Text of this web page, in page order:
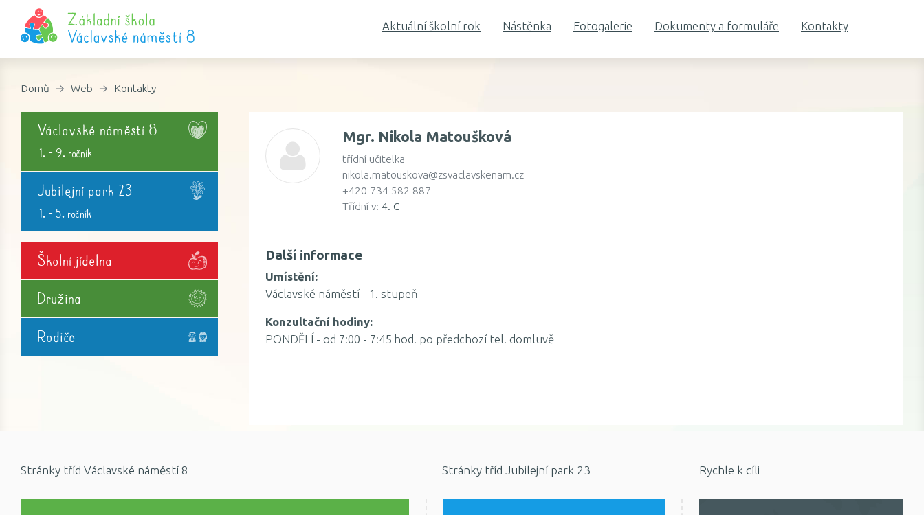
Aktuální školní rok Nástěnka Fotogalerie Dokumenty a formuláře Kontakty
Domů Web Kontakty
Václavské náměstí 8
1. - 9. ročník
Jubilejní park 23
1. - 5. ročník
Školní jídelna
Družina
Rodiče
Mgr. Nikola Matoušková
třídní učitelka
nikola.matouskova@zsvaclavskenam.cz
+420 734 582 887
Třídní v: 4. C
Další informace
Umístění:
Václavské náměstí - 1. stupeň
Konzultační hodiny:
PONDĚLÍ - od 7:00 - 7:45 hod. po předchozí tel. domluvě
Stránky tříd Václavské náměstí 8 Stránky tříd Jubilejní park 23 Rychle k cíli